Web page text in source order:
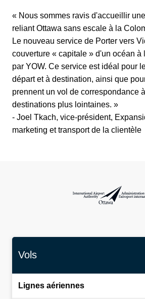
« Nous sommes ravis d'accueillir
reliant Ottawa sans escale à la
Le nouveau service de Porter vers
couverture « capitale » d'un océan à
par YOW. Ce service est idéal pour
départ et à destination, ainsi que
prennent un vol de correspondance
destinations plus lointaines. »
- Joel Tkach, vice-président,
marketing et transport de la clientèle
Administration de
Vols
Lignes aériennes